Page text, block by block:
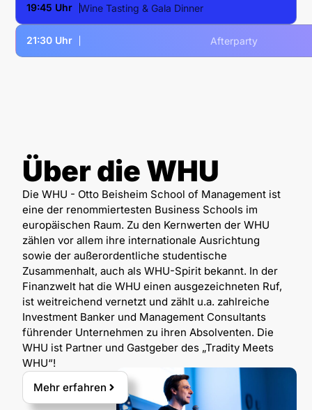
19:45 Uhr Wine Tasting & Gala Dinner
21:30 Uhr Afterparty
Über die WHU
Die WHU - Otto Beisheim School of Management ist
eine der renommiertesten Business Schools im
europäischen Raum. Zu den Kernwerten der WHU
zählen vor allem ihre internationale Ausrichtung
sowie der außerordentliche studentische
Zusammenhalt, auch als WHU-Spirit bekannt. In der
Finanzwelt hat die WHU einen ausgezeichneten Ruf,
ist weitreichend vernetzt und zählt u.a. zahlreiche
Investment Banker und Management Consultants
führender Unternehmen zu ihren Absolventen. Die
WHU ist Partner und Gastgeber des „Tradity Meets
WHU“!
Mehr erfahren